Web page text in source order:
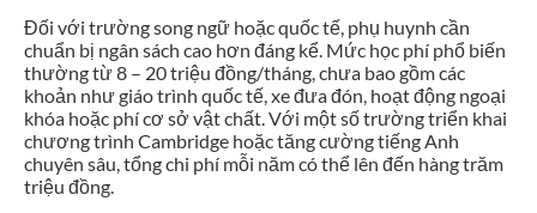
Đối với trường song ngữ hoặc quốc tế, phụ huynh cần
chuẩn bị ngân sách cao hơn đáng kể. Mức học phí phổ biến
thường từ 8 – 20 triệu đồng/tháng, chưa bao gồm các
khoản như giáo trình quốc tế, xe đưa đón, hoạt động ngoại
khóa hoặc phí cơ sở vật chất. Với một số trường triển khai
chương trình Cambridge hoặc tăng cường tiếng Anh
chuyên sâu, tổng chi phí mỗi năm có thể lên đến hàng trăm
triệu đồng.